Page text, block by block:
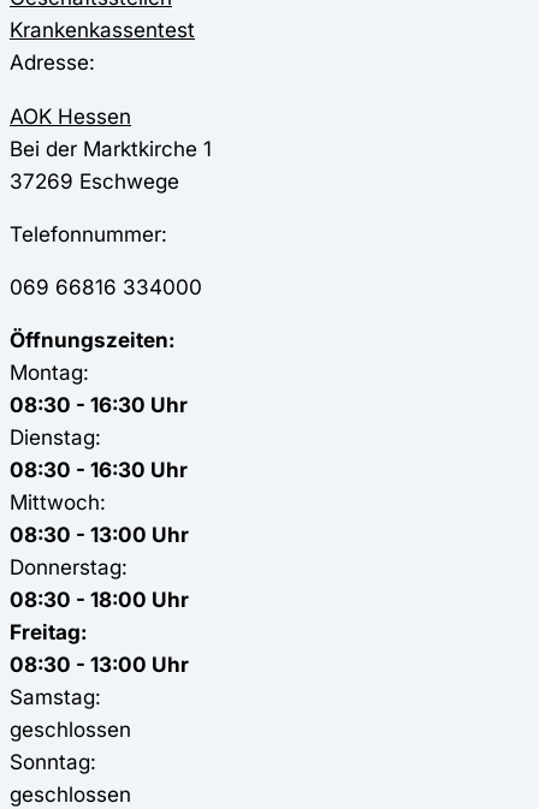
Krankenkassentest
Adresse:
AOK Hessen
Bei der Marktkirche 1
37269 Eschwege
Telefonnummer:
069 66816 334000
Öffnungszeiten:
Montag:
08:30 - 16:30 Uhr
Dienstag:
08:30 - 16:30 Uhr
Mittwoch:
08:30 - 13:00 Uhr
Donnerstag:
08:30 - 18:00 Uhr
Freitag:
08:30 - 13:00 Uhr
Samstag:
geschlossen
Sonntag:
geschlossen